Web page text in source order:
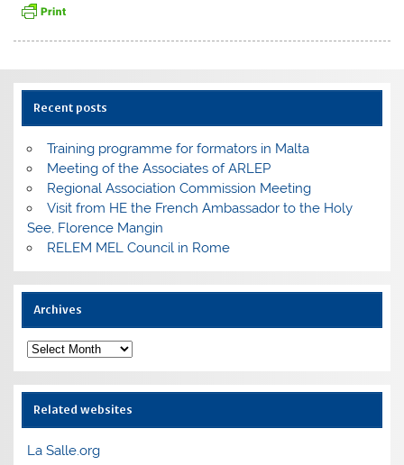
Recent posts
Training programme for formators in Malta
Meeting of the Associates of ARLEP
Regional Association Commission Meeting
Visit from HE the French Ambassador to the Holy
See, Florence Mangin
RELEM MEL Council in Rome
Archives
Archives
Related websites
La Salle.org